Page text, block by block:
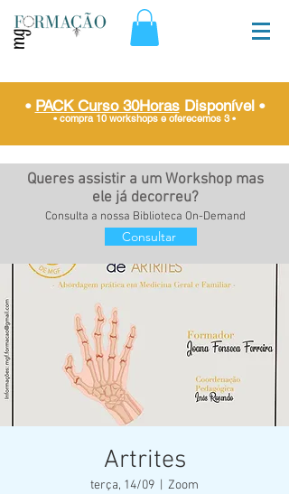
• PACK Curso 30HorasDisponível •
• compra 10 workshops e oferecemos 3•
Queres assistir a um Workshop mas
ele já decorreu?
Consulta a nossa Biblioteca On-Demand
Consultar
Artrites
terça, 14/09 Zoom